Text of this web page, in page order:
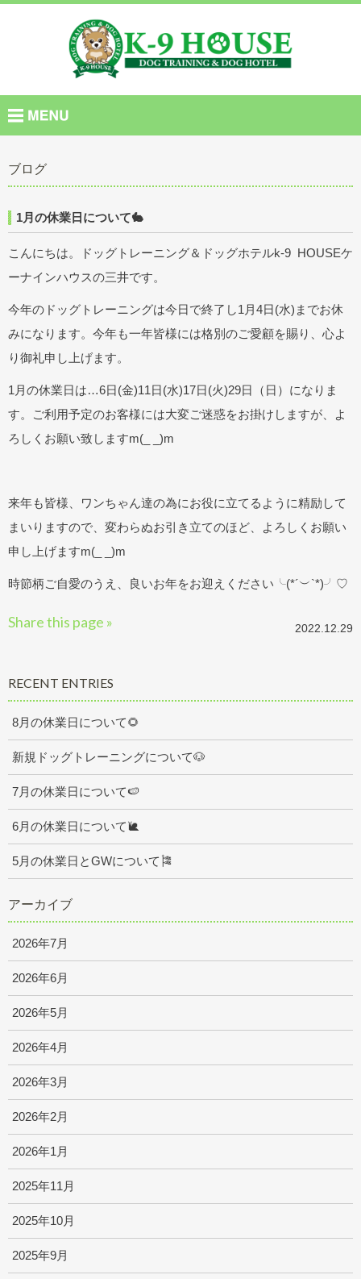
ブログ
1月の休業日について🐇
こんにちは。ドッグトレーニング＆ドッグホテルk-9 HOUSEケ
ーナインハウスの三井です。
今年のドッグトレーニングは今日で終了し1月4日(水)までお休
みになります。今年も一年皆様には格別のご愛顧を賜り、心よ
り御礼申し上げます。
1月の休業日は…6日(金)11日(水)17日(火)29日（日）になりま
す。ご利用予定のお客様には大変ご迷惑をお掛けしますが、よ
ろしくお願い致しますm(_ _)m
来年も皆様、ワンちゃん達の為にお役に立てるように精励して
まいりますので、変わらぬお引き立てのほど、よろしくお願い
申し上げますm(_ _)m
時節柄ご自愛のうえ、良いお年をお迎えください╰(*´︶`*)╯♡
Share this page » 2022.12.29
RECENT ENTRIES
8月の休業日について🌻
新規ドッグトレーニングについて🐶
7月の休業日について🍉
6月の休業日について🐌
5月の休業日とGWについて🎏
アーカイブ
2026年7月
2026年6月
2026年5月
2026年4月
2026年3月
2026年2月
2026年1月
2025年11月
2025年10月
2025年9月